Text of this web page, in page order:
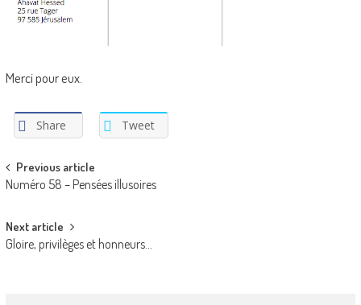
Merci pour eux.
Share Tweet
Post
navigation
Previous article
Numéro 58 – Pensées illusoires
Next article
Gloire, privilèges et honneurs…